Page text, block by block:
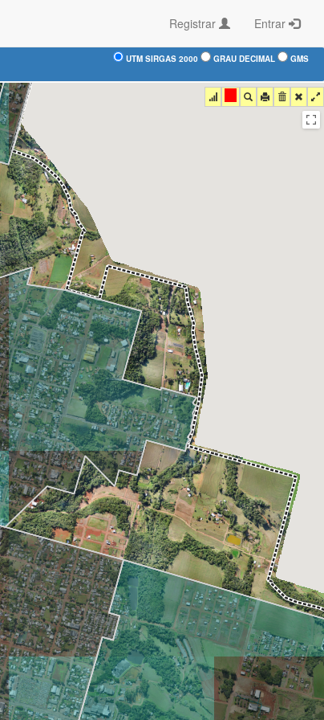
Registrar Entrar
UTM SIRGAS 2000 GRAU DECIMAL GMS